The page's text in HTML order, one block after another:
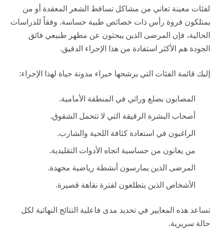
لفئات معينة تعاني من مشاكل تساقط الشعر المعقدة أو من
يمتلكون فروة رأس ذات خصائص طبية حساسة. وفقاً للدراسات
الحالية، فإن المرضى الذين يبحثون عن مظهر طبيعي فائق
الجودة هم الأكثر استفادة من هذا الإجراء الدقيق.
إليك قائمة الفئات التي يرشحها خبراء مدونة حياة لهذا الإجراء:
المصابون بصلع وراثي في المنطقة الأمامية.
أصحاب البشرة الرقيقة التي لا تتحمل الشقوق.
الراغبون في استعادة كثافة اللحية والشارب.
من يعانون من حساسية اتجاه الأدوات التقليدية.
المرضى الذين يمارسون أنشطة رياضية مجهدة.
الأشخاص الذين يتطلعون لفترة نقاهة قصيرة.
تساعد هذه المعايير في تحديد مدى فاعلية النتائج النهائية لكل
حالة سريرية.